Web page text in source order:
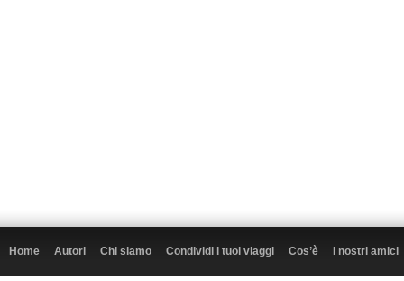
Home Autori Chi siamo Condividi i tuoi viaggi Cos’è I nostri amici